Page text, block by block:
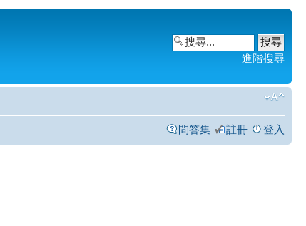
進階搜尋
問答集 註冊 登入